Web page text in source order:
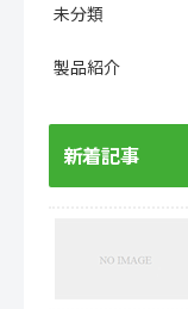
未分類
製品紹介
新着記事